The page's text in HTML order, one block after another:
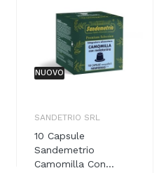
NUOVO
SANDETRIO SRL
10 Capsule
Sandemetrio
Camomilla Con...